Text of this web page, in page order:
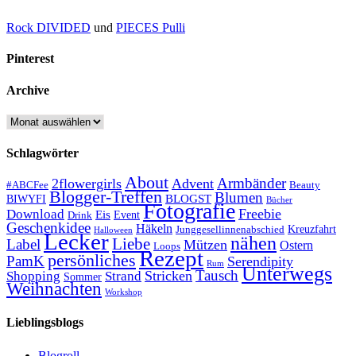
Rock DIVIDED und PIECES Pulli
Pinterest
Archive
Archive
Schlagwörter
#ABCFee 2flowergirls About Advent Armbänder Beauty
BIWYFI Blogger-Treffen BLOGST Blumen Bücher
Download Drink Eis Event Fotografie Freebie
Geschenkidee Halloween Häkeln Junggesellinnenabschied Kreuzfahrt
LabelLeckerLiebe Loops Mützen nähen Ostern
PamKpersönliches Rezept Rum Serendipity
Shopping Sommer Strand Stricken TauschUnterwegs
Weihnachten Workshop
Lieblingsblogs